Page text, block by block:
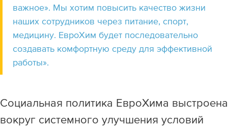
важное». Мы хотим повысить качество жизни
наших сотрудников через питание, спорт,
медицину. ЕвроХим будет последовательно
создавать комфортную среду для эффективной
работы».
Социальная политика ЕвроХима выстроена
вокруг системного улучшения условий